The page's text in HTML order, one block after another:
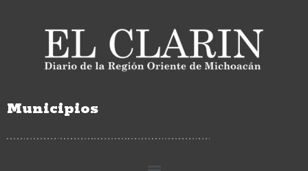
Municipios